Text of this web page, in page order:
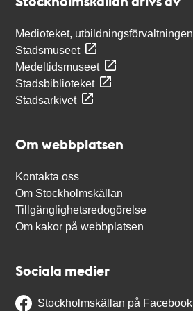
Medioteket, utbildningsförvaltningen
Stadsmuseet
Medeltidsmuseet
Stadsbiblioteket
Stadsarkivet
Om webbplatsen
Kontakta oss
Om Stockholmskällan
Tillgänglighetsredogörelse
Om kakor på webbplatsen
Sociala medier
Stockholmskällan på Facebook